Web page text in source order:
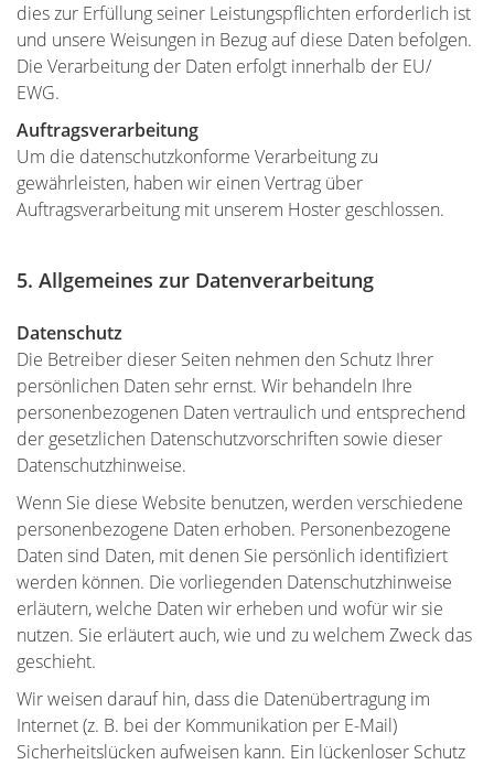
dies zur Erfüllung seiner Leistungspflichten erforderlich ist
und unsere Weisungen in Bezug auf diese Daten befolgen.
Die Verarbeitung der Daten erfolgt innerhalb der EU/
EWG.
Auftragsverarbeitung
Um die datenschutzkonforme Verarbeitung zu
gewährleisten, haben wir einen Vertrag über
Auftragsverarbeitung mit unserem Hoster geschlossen.
5. Allgemeines zur Datenverarbeitung
Datenschutz
Die Betreiber dieser Seiten nehmen den Schutz Ihrer
persönlichen Daten sehr ernst. Wir behandeln Ihre
personenbezogenen Daten vertraulich und entsprechend
der gesetzlichen Datenschutzvorschriften sowie dieser
Datenschutzhinweise.
Wenn Sie diese Website benutzen, werden verschiedene
personenbezogene Daten erhoben. Personenbezogene
Daten sind Daten, mit denen Sie persönlich identifiziert
werden können. Die vorliegenden Datenschutzhinweise
erläutern, welche Daten wir erheben und wofür wir sie
nutzen. Sie erläutert auch, wie und zu welchem Zweck das
geschieht.
Wir weisen darauf hin, dass die Datenübertragung im
Internet (z. B. bei der Kommunikation per E-Mail)
Sicherheitslücken aufweisen kann. Ein lückenloser Schutz